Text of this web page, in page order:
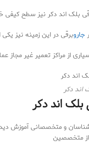
بلک اند دکر نیز سطح
جاروبرقی در این زمینه نیز
از مراکز تعمیر غیر
اند دکر
بلک اند دکر
و متخصصانی آموزش
از متخصصین